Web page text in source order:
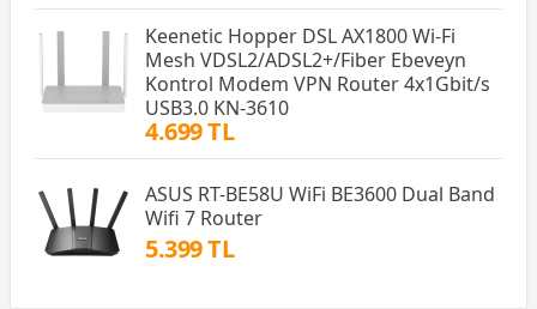
Keenetic Hopper DSL AX1800 Wi-Fi
Mesh VDSL2/ADSL2+/Fiber Ebeveyn
Kontrol Modem VPN Router 4x1Gbit/s
USB3.0 KN-3610
4.699 TL
ASUS RT-BE58U WiFi BE3600 Dual Band
Wifi 7 Router
5.399 TL